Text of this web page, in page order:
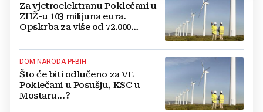
Za vjetroelektranu Poklečani u
ZHŽ-u 103 milijuna eura.
Opskrba za više od 72.000
DOM NARODA PFBIH
Što će biti odlučeno za VE
Poklečani u Posušju, KSC u
Mostaru...?